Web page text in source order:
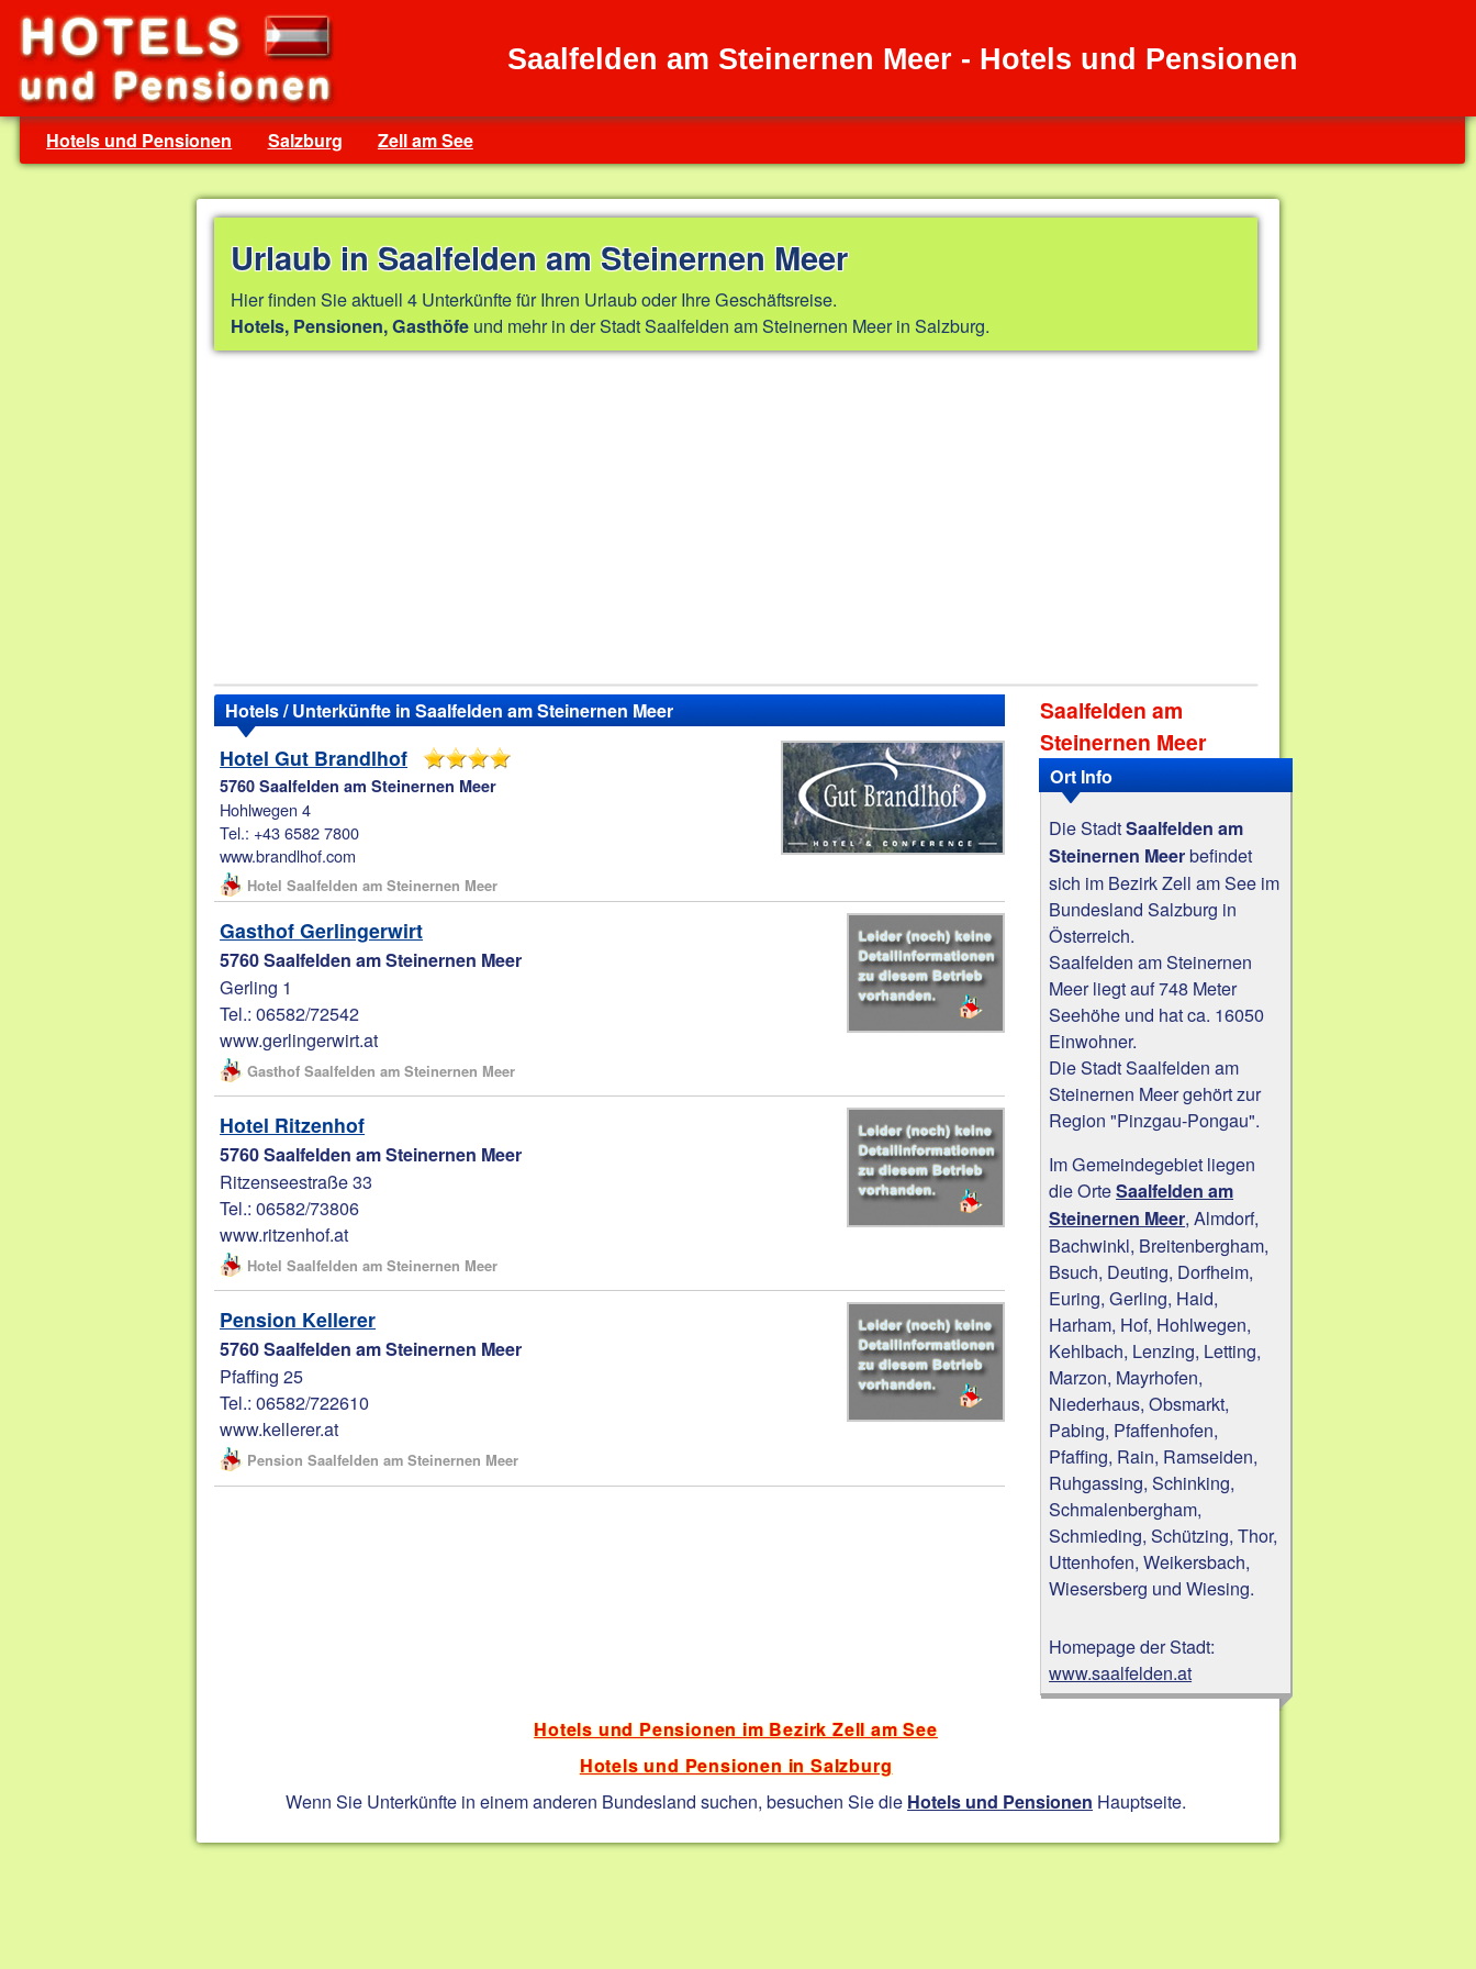
Saalfelden am Steinernen Meer - Hotels und Pensionen
Hotels und Pensionen Salzburg Zell am See
Urlaub in Saalfelden am Steinernen Meer
Hier finden Sie aktuell 4 Unterkünfte für Ihren Urlaub oder Ihre Geschäftsreise.
Hotels, Pensionen, Gasthöfe und mehr in der Stadt Saalfelden am Steinernen Meer in Salzburg.
Hotels / Unterkünfte in Saalfelden am Steinernen Meer
Hotel Gut Brandlhof
5760 Saalfelden am Steinernen Meer
Hohlwegen 4
Tel.: +43 6582 7800
www.brandlhof.com
Hotel Saalfelden am Steinernen Meer
Gasthof Gerlingerwirt
5760 Saalfelden am Steinernen Meer
Gerling 1
Tel.: 06582/72542
www.gerlingerwirt.at
Gasthof Saalfelden am Steinernen Meer
Hotel Ritzenhof
5760 Saalfelden am Steinernen Meer
Ritzenseestraße 33
Tel.: 06582/73806
www.ritzenhof.at
Hotel Saalfelden am Steinernen Meer
Pension Kellerer
5760 Saalfelden am Steinernen Meer
Pfaffing 25
Tel.: 06582/722610
www.kellerer.at
Pension Saalfelden am Steinernen Meer
Saalfelden am
Steinernen Meer
Ort Info
Die StadtSaalfelden am
Steinernen Meerbefindet
sich im Bezirk Zell am See im
Bundesland Salzburg in
Österreich.
Saalfelden am Steinernen
Meer liegt auf 748 Meter
Seehöhe und hat ca. 16050
Einwohner.
Die Stadt Saalfelden am
Steinernen Meer gehört zur
Region "Pinzgau-Pongau".
Im Gemeindegebiet liegen
die OrteSaalfelden am
Steinernen Meer, Almdorf,
Bachwinkl, Breitenbergham,
Bsuch, Deuting, Dorfheim,
Euring, Gerling, Haid,
Harham, Hof, Hohlwegen,
Kehlbach, Lenzing, Letting,
Marzon, Mayrhofen,
Niederhaus, Obsmarkt,
Pabing, Pfaffenhofen,
Pfaffing, Rain, Ramseiden,
Ruhgassing, Schinking,
Schmalenbergham,
Schmieding, Schützing, Thor,
Uttenhofen, Weikersbach,
Wiesersberg und Wiesing.
Homepage der Stadt:
www.saalfelden.at
Hotels und Pensionen im Bezirk Zell am See
Hotels und Pensionen in Salzburg
Wenn Sie Unterkünfte in einem anderen Bundesland suchen, besuchen Sie die Hotels und Pensionen Hauptseite.